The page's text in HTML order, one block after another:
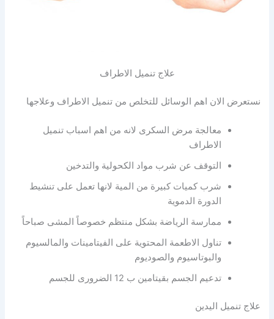
علاج تنميل الاطراف
نستعرض الان اهم الوسائل للتخلص من تنميل الاطراف وعلاجها
معالجة مرض السكرى لانه من اهم اسباب تنميل
الاطراف
التوقف عن شرب مواد الكحولية والتدخين
شرب كميات كبيرة من المية لانها تعمل على تنشيط
الدورة الدموية
ممارسة الرياضة بشكل منتظم خصوصاً المشى صباحاً
تناول الاطعمة المحتوية على الفيتامينات والمالسيوم
والبوتاسيوم والصوديوم
تدعيم الجسم بقيتامين ب 12 الضرورى للجسم
علاج تنميل اليدين